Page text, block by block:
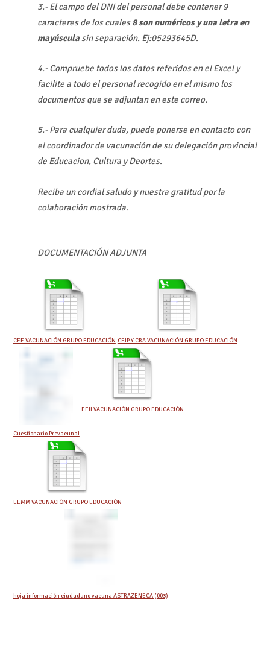
3.- El campo del DNI del personal debe contener 9
caracteres de los cuales8 son numéricos y una letra en
mayúsculasin separación. Ej:05293645D.
4.- Compruebe todos los datos referidos en el Excel y
facilite a todo el personal recogido en el mismo los
documentos que se adjuntan en este correo.
5.- Para cualquier duda, puede ponerse en contacto con
el coordinador de vacunación de su delegación provincial
de Educacion, Cultura y Deortes.
Reciba un cordial saludo y nuestra gratitud por la
colaboración mostrada.
DOCUMENTACIÓN ADJUNTA
CEE VACUNACIÓN GRUPO EDUCACIÓN CEIP Y CRA VACUNACIÓN GRUPO EDUCACIÓN
Cuestionario Prevacunal
EEII VACUNACIÓN GRUPO EDUCACIÓN
EEMM VACUNACIÓN GRUPO EDUCACIÓN
hoja información ciudadano vacuna ASTRAZENECA (003)